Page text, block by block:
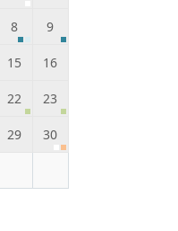
8 9
15 16
22 23
29 30